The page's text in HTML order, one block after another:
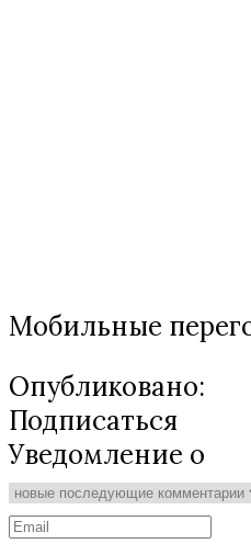
Мобильные
Опубликовано:
Подписаться
Уведомление о